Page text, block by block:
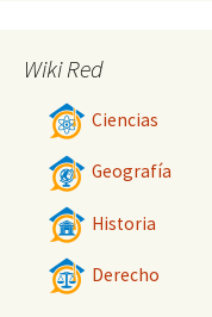
Wiki Red
Ciencias
Geografía
Historia
Derecho